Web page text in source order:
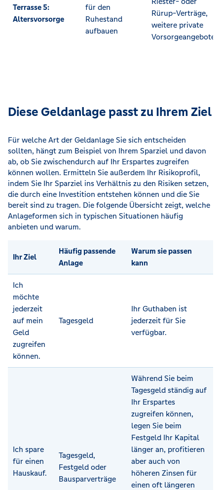
Terrasse 5:
Altersvorsorge
für den
Ruhestand
aufbauen
Rürup-Verträge,
weitere private
Vorsorgeangebote
Diese Geldanlage passt zu Ihrem Ziel
Für welche Art der Geldanlage Sie sich entscheiden
sollten, hängt zum Beispiel von Ihrem Sparziel und davon
ab, ob Sie zwischendurch auf Ihr Erspartes zugreifen
können wollen. Ermitteln Sie außerdem Ihr Risikoprofil,
indem Sie Ihr Sparziel ins Verhältnis zu den Risiken setzen,
die durch eine Investition entstehen können und die Sie
bereit sind zu tragen. Die folgende Übersicht zeigt, welche
Anlageformen sich in typischen Situationen häufig
anbieten und warum.
Ihr Ziel
Häufig passende
Anlage
Warum sie passen
kann
Ich
möchte
jederzeit
auf mein
Geld
zugreifen
können.
Tagesgeld
Ihr Guthaben ist
jederzeit für Sie
verfügbar.
Ich spare
für einen
Hauskauf.
Tagesgeld,
Festgeld oder
Bausparverträge
Während Sie beim
Tagesgeld ständig auf
Ihr Erspartes
zugreifen können,
legen Sie beim
Festgeld Ihr Kapital
länger an, profitieren
aber auch von
höheren Zinsen für
einen oft längeren